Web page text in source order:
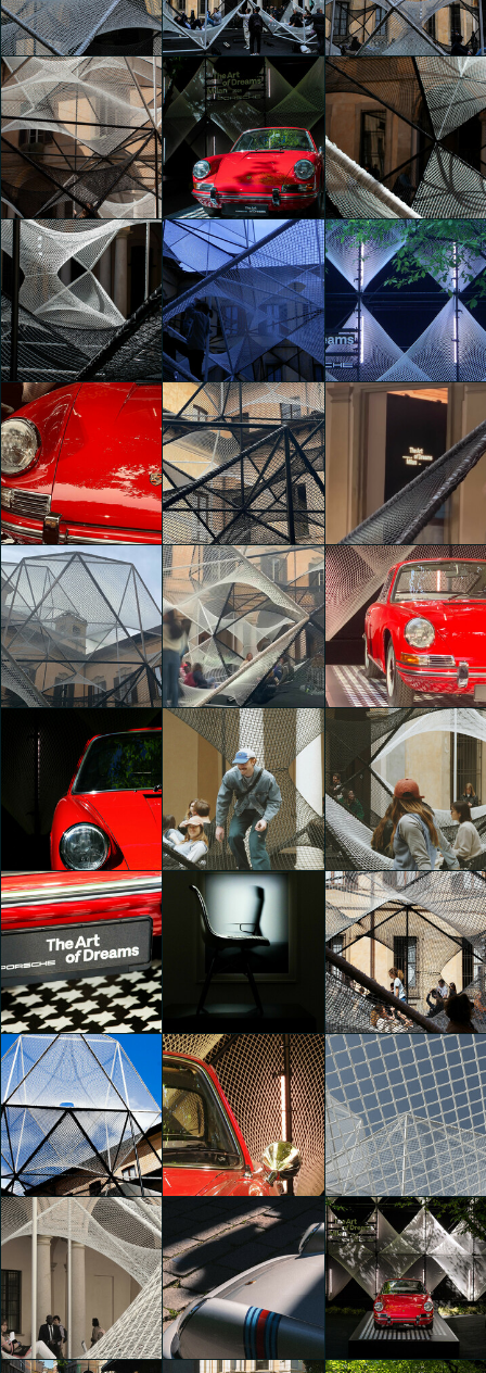
Federico
Bombardi
Federico
Bombardi
Federico
Bombardi
The Art of Dreams
Federico
Bombardi
The Art of Dreams
Federico
Bombardi
The Art of Dreams
Federico
Bombardi
The Art of Dreams
CARLO
MONTAGNA
The Art of Dreams
CARLO
MONTAGNA
The Art of Dreams
CARLO
MONTAGNA
The Art of Dreams
CARLO
MONTAGNA
The Art of Dreams
Cinzia Casu
The Art of Dreams
Cinzia Casu
The Art of Dreams
Martina Trezzi
The Art of Dreams
Martina Trezzi
The Art of Dreams
Marika Marcon
The Art of Dreams
Marika Marcon
The Art of Dreams
Marika Marcon
The Art of Dreams
Marika Marcon
The Art of Dreams
Anna Fregonese
Elsa De Mori
The Art of Dreams
Elsa De Mori
The Art of Dreams
Martina Paolucci
The Art of Dreams
Martina Paolucci
The Art of Dreams
Martina Paolucci
The Art of Dreams
Martina Paolucci
The Art of Dreams
Elisa Schembri
The Art of Dreams
Elisa Schembri